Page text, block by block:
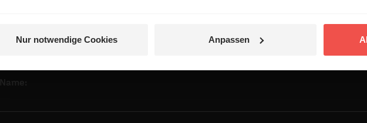
Nur notwendige Cookies Anpassen
Dein Kommentar